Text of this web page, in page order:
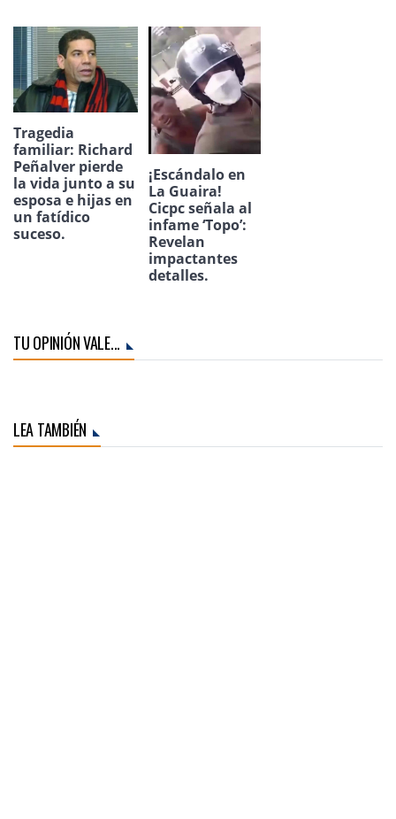
Tragedia
familiar: Richard
Peñalver pierde
la vida junto a su
esposa e hijas en
un fatídico
suceso.
¡Escándalo en
La Guaira!
Cicpc señala al
infame ‘Topo’:
Revelan
impactantes
detalles.
TU OPINIÓN VALE...
LEA TAMBIÉN